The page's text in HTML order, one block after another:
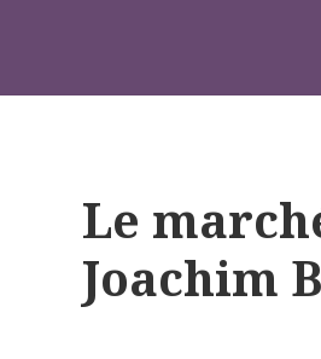
Le
Joachim